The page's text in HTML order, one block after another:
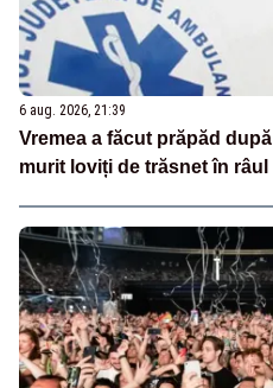
6 aug. 2026, 21:39
Vremea a făcut prăpăd
murit loviți de trăsnet în râul